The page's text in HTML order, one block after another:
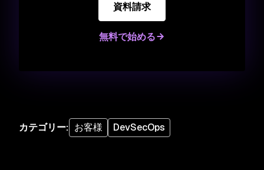
資料請求
無料で始める
カテゴリー: お客様 DevSecOps